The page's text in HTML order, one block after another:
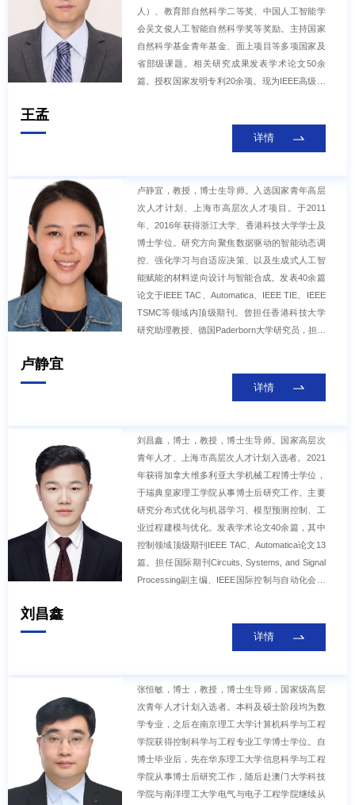
项，国家电网公司总部科技项目课题、浙江电力
公司“揭榜挂帅”项目、福建电力公司“揭榜招贤”项
目、青海电力公司科技项目等企业课题12项。获
得2023
人）、教育部自然科学二等奖、中国人工智能学
会吴文俊人工智能自然科学奖等奖励。主持国家
自然科学基金青年基金、面上项目等多项国家及
省部级课题。相关研究成果发表学术论文50余
篇。授权国家发明专利20余项。现为IEEE高级会
会委员、中国指挥与控制学会会员、中国指挥与
控制学会智能控制与系统专委会委员、上海市自
会委员等。
王孟
详情
卢静宜，教授，博士生导师。入选国家青年高层
次人才计划、上海市高层次人才项目。于2011
年、2016年获得浙江大学、香港科技大学学士及
博士学位。研究方向聚焦数据驱动的智能动态调
控、强化学习与自适应决策、以及生成式人工智
能赋能的材料逆向设计与智能合成。发表40余篇
论文于IEEE TAC、Automatica、IEEE TIE、IEEE
TSMC等领域内顶级期刊。曾担任香港科技大学
研究助理教授、德国Paderborn大学研究员，担任
学家，主持自然科学基金委重大项目（课题）等
研究项目，参与德国科学基金会(DFG)、中国香
卢静宜
详情
刘昌鑫，博士，教授，博士生导师。国家高层次
青年人才、上海市高层次人才计划入选者。2021
年获得加拿大维多利亚大学机械工程博士学位，
于瑞典皇家理工学院从事博士后研究工作。主要
研究分布式优化与机器学习、模型预测控制、工
业过程建模与优化。发表学术论文40余篇，其中
控制领域顶级期刊IEEE TAC、Automatica论文13
篇。担任国际期刊Circuits, Systems, and Signal
Processing副主编、IEEE国际控制与自动化会议
获得2022年度中国自动化学会自然科学一等奖。
刘昌鑫
详情
张恒敏，博士，教授，博士生导师，国家级高层
次青年人才计划入选者。本科及硕士阶段均为数
学专业，之后在南京理工大学计算机科学与工程
学院获得控制科学与工程专业工学博士学位。自
博士毕业后，先在华东理工大学信息科学与工程
学院从事博士后研究工作，随后赴澳门大学科技
学院与南洋理工大学电气与电子工程学院继续从